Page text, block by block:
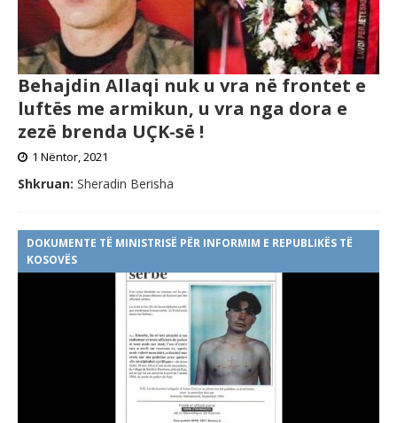
Behajdin Allaqi nuk u vra në frontet e
luftës me armikun, u vra nga dora e
zezë brenda UÇK-së !
1 Nëntor, 2021
Shkruan: Sheradin Berisha
DOKUMENTE TË MINISTRISË PËR INFORMIM E REPUBLIKËS TË
KOSOVËS